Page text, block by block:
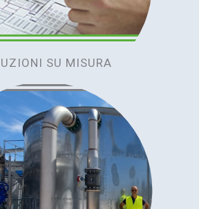
SU MISURA